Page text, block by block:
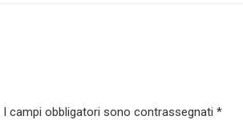
I campi obbligatori sono contrassegnati *